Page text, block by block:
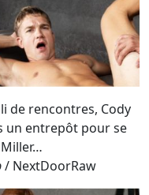
de rencontres, Cody
un entrepôt pour se
Miller…
/ NextDoorRaw